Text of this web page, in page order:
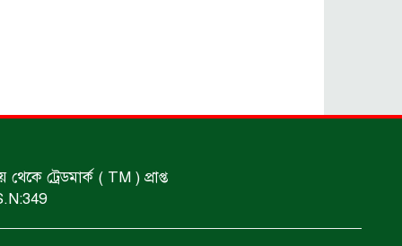
শ্রমিকদের গণবিক্ষোভ ও সমাবেশ।
দুইজনের পানিতে ডুবে মৃত্যু।
ট্রেডমার্ক ( TM ) প্রাপ্ত